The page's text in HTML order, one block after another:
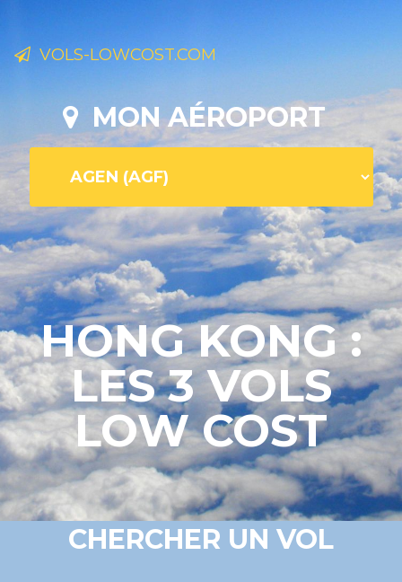
VOLS-LOWCOST.COM
MON AÉROPORT
HONG KONG :
LES 3 VOLS
LOW COST
CHERCHER UN VOL